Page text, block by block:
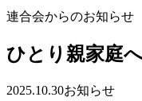
連合会からのお知らせ
ひとり親家庭
2025.10.30お知らせ